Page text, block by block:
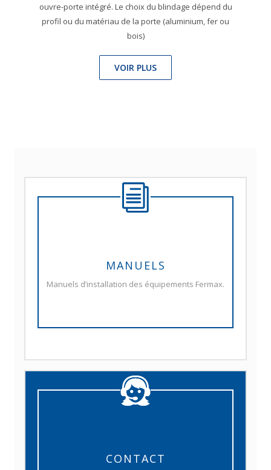
ouvre-porte intégré. Le choix du blindage dépend du
profil ou du matériau de la porte (aluminium, fer ou
bois)
VOIR PLUS
MANUELS
Manuels d’installation des équipements Fermax.
CONTACT